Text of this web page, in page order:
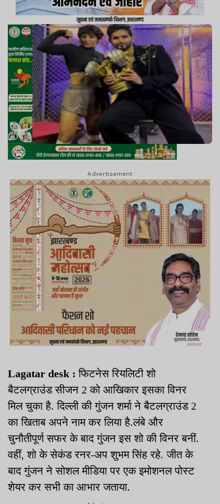
Advertisement
Lagatar desk : फिटनेस रियलिटी शो
बैटलग्राउंड सीजन 2 को आखिकार इसका विनर
मिल चुका है. दिल्ली की गुंजन शर्मा ने बैटलग्राउंड 2
का खिताब अपने नाम कर लिया है.लंबे और
चुनौतीपूर्ण सफर के बाद गुंजन इस शो की विनर बनीं.
वहीं, शो के सेकंड रनर-अप शुभम सिंह रहे. जीत के
बाद गुंजन ने सोशल मीडिया पर एक इमोशनल पोस्ट
शेयर कर सभी का आभार जताया.